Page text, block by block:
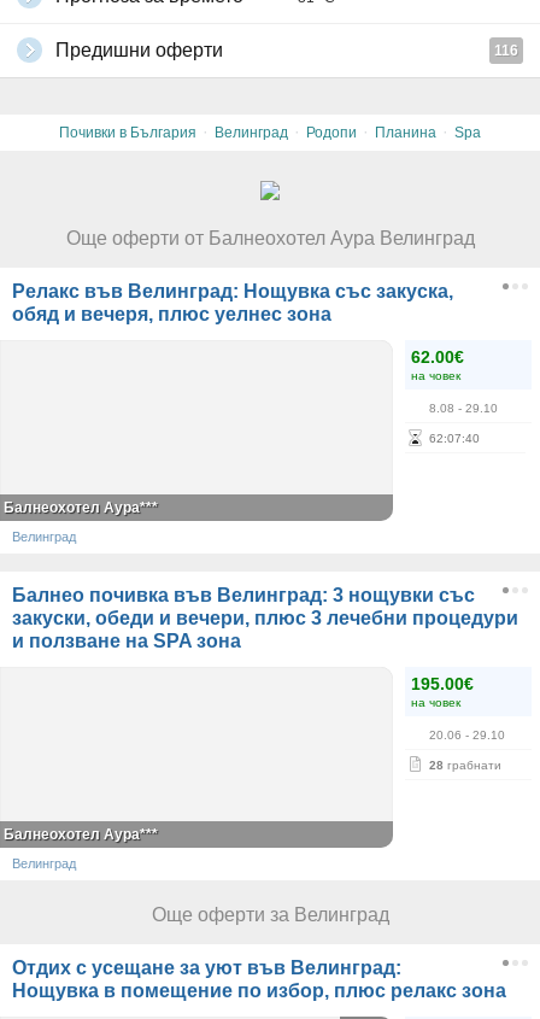
Предишни оферти 116
Почивки в България · Велинград · Родопи · Планина · Spa
Още оферти от Балнеохотел Аура Велинград
Релакс във Велинград: Нощувка със закуска,
обяд и вечеря, плюс уелнес зона
62.00€
на човек
8.08 - 29.10
62:07:40
Балнеохотел Аура***
Велинград
Балнео почивка във Велинград: 3 нощувки със
закуски, обеди и вечери, плюс 3 лечебни процедури
и ползване на SPA зона
195.00€
на човек
20.06 - 29.10
28 грабнати
Балнеохотел Аура***
Велинград
Още оферти за Велинград
Отдих с усещане за уют във Велинград:
Нощувка в помещение по избор, плюс релакс зона